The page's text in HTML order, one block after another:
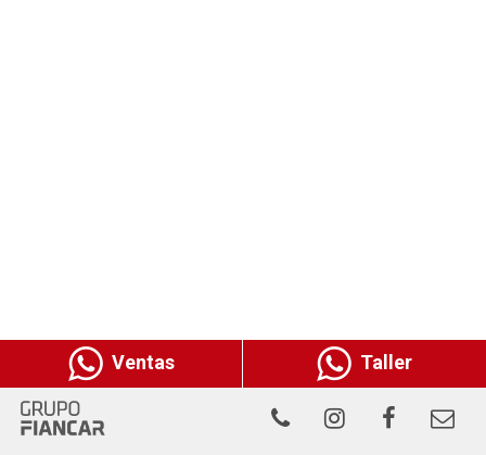
Ventas Taller